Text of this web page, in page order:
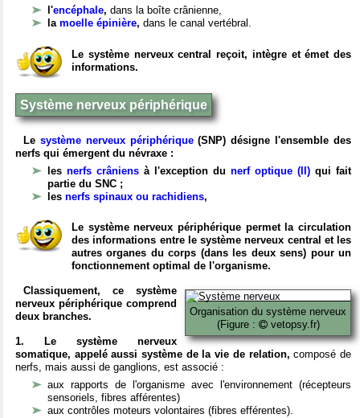
l'encéphale, dans la boîte crânienne,
la moelle épinière, dans le canal vertébral.
Le système nerveux central reçoit, intègre et émet des
informations.
Système nerveux périphérique
Le système nerveux périphérique(SNP) désigne l'ensemble des
nerfs qui émergent du névraxe :
les nerfs crâniens à l'exception du nerf optique (II) qui fait
partie du SNC ;
les nerfs spinaux ou rachidiens,
Le système nerveux périphérique permet la circulation
des informations entre le système nerveux central et les
autres organes du corps (dans les deux sens) pour un
fonctionnement optimal de l'organisme.
Organisation du système nerveux
(Figure :
vetopsy.fr)
Classiquement, ce système
nerveux périphérique comprend
deux branches.
1. Le système nerveux
somatique, appelé aussi système de la vie de relation, composé de
nerfs, mais aussi de ganglions, est associé :
aux rapports de l'organisme avec l'environnement (récepteurs
sensoriels, fibres afférentes)
aux contrôles moteurs volontaires (fibres efférentes).